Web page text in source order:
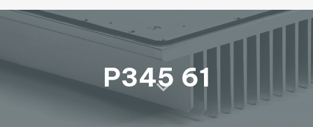
P345 61